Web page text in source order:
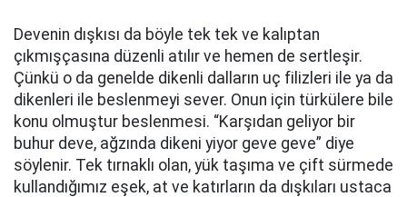
Devenin dışkısı da böyle tek tek ve kalıptan
çıkmışçasına düzenli atılır ve hemen de sertleşir.
Çünkü o da genelde dikenli dalların uç filizleri ile ya da
dikenleri ile beslenmeyi sever. Onun için türkülere bile
konu olmuştur beslenmesi. “Karşıdan geliyor bir
buhur deve, ağzında dikeni yiyor geve geve” diye
söylenir. Tek tırnaklı olan, yük taşıma ve çift sürmede
kullandığımız eşek, at ve katırların da dışkıları ustaca